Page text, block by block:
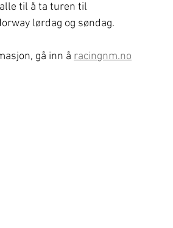
til å ta turen til
lørdag og søndag.
gå inn å racingnm.no